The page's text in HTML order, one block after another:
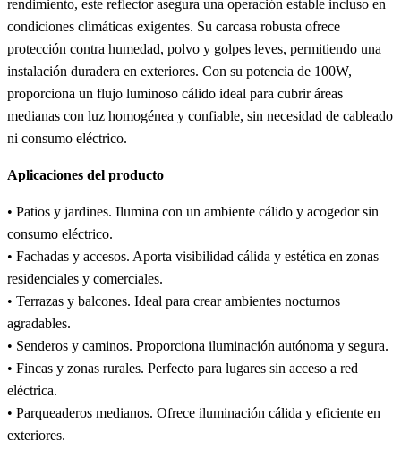
rendimiento, este reflector asegura una operación estable incluso en
condiciones climáticas exigentes. Su carcasa robusta ofrece
protección contra humedad, polvo y golpes leves, permitiendo una
instalación duradera en exteriores. Con su potencia de 100W,
proporciona un flujo luminoso cálido ideal para cubrir áreas
medianas con luz homogénea y confiable, sin necesidad de cableado
ni consumo eléctrico.
Aplicaciones del producto
• Patios y jardines. Ilumina con un ambiente cálido y acogedor sin
consumo eléctrico.
• Fachadas y accesos. Aporta visibilidad cálida y estética en zonas
residenciales y comerciales.
• Terrazas y balcones. Ideal para crear ambientes nocturnos
agradables.
• Senderos y caminos. Proporciona iluminación autónoma y segura.
• Fincas y zonas rurales. Perfecto para lugares sin acceso a red
eléctrica.
• Parqueaderos medianos. Ofrece iluminación cálida y eficiente en
exteriores.